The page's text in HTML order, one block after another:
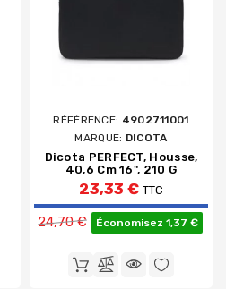
RÉFÉRENCE: 4902711001
MARQUE: DICOTA
Dicota PERFECT, Housse,
40,6 Cm 16", 210 G
23,33 € TTC
Prix de base
24,70 € Économisez 1,37 €